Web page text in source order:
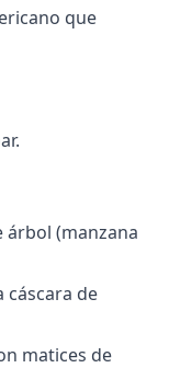
que
árbol (manzana
cáscara de
matices de